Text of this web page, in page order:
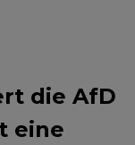
die AfD
eine